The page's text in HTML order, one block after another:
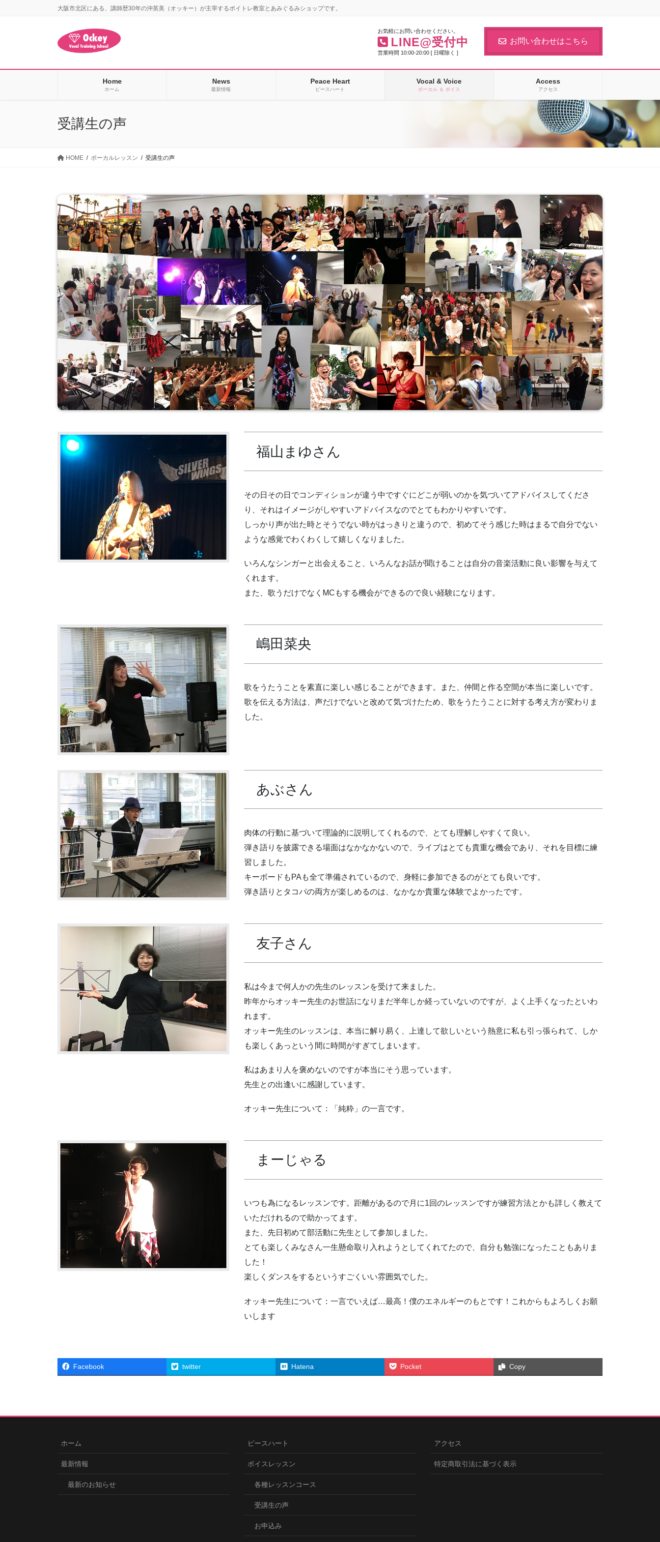
大阪市北区にある、講師歴30年の沖英美（オッキー）が主宰するボイトレ教室とあみぐるみショップです。
お気軽にお問い合わせください。
LINE@受付中
営業時間 10:00-20:00 [ 日曜除く ]
お問い合わせはこちら
Home
ホーム
News
最新情報
Peace Heart
ピースハート
Vocal & Voice
ボーカル ＆ ボイス
Access
アクセス
受講生の声
HOME ボーカルレッスン 受講生の声
福山まゆさん
その日その日でコンディションが違う中ですぐにどこが弱いのかを気づいてアドバイスしてくださ
り、それはイメージがしやすいアドバイスなのでとてもわかりやすいです。
しっかり声が出た時とそうでない時がはっきりと違うので、初めてそう感じた時はまるで自分でない
ような感覚でわくわくして嬉しくなりました。
いろんなシンガーと出会えること、いろんなお話が聞けることは自分の音楽活動に良い影響を与えて
くれます。
また、歌うだけでなくMCもする機会ができるので良い経験になります。
嶋田菜央
歌をうたうことを素直に楽しい感じることができます。また、仲間と作る空間が本当に楽しいです。
歌を伝える方法は、声だけでないと改めて気づけたため、歌をうたうことに対する考え方が変わりま
した。
あぶさん
肉体の行動に基づいて理論的に説明してくれるので、とても理解しやすくて良い。
弾き語りを披露できる場面はなかなかないので、ライブはとても貴重な機会であり、それを目標に練
習しました。
キーボードもPAも全て準備されているので、身軽に参加できるのがとても良いです。
弾き語りとタコパの両方が楽しめるのは、なかなか貴重な体験でよかったです。
友子さん
私は今まで何人かの先生のレッスンを受けて来ました。
昨年からオッキー先生のお世話になりまだ半年しか経っていないのですが、よく上手くなったといわ
れます。
オッキー先生のレッスンは、本当に解り易く、上達して欲しいという熱意に私も引っ張られて、しか
も楽しくあっという間に時間がすぎてしまいます。
私はあまり人を褒めないのですが本当にそう思っています。
先生との出逢いに感謝しています。
オッキー先生について：「純粋」の一言です。
まーじゃる
いつも為になるレッスンです。距離があるので月に1回のレッスンですが練習方法とかも詳しく教えて
いただけれるので助かってます。
また、先日初めて部活動に先生として参加しました。
とても楽しくみなさん一生懸命取り入れようとしてくれてたので、自分も勉強になったこともありま
した！
楽しくダンスをするというすごくいい雰囲気でした。
オッキー先生について：一言でいえば…最高！僕のエネルギーのもとです！これからもよろしくお願
いします
Facebook twitter Hatena Pocket Copy
ホーム
最新情報
最新のお知らせ
ピースハート
ボイスレッスン
各種レッスンコース
受講生の声
お申込み
アクセス
特定商取引法に基づく表示